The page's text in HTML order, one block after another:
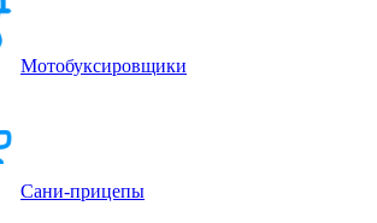
Мотобуксировщики
Сани-прицепы